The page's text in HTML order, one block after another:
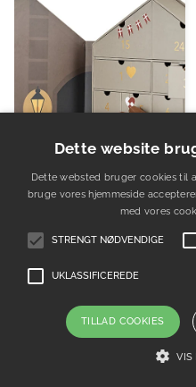
Familiejulekalender | Julehus fra…
Dette website
Dette websted bruger cookies til
bruge vores hjemmeside
med vores
STRENGT NØDVENDIGE
UKLASSIFICEREDE
TILLAD COOKIES
VIS